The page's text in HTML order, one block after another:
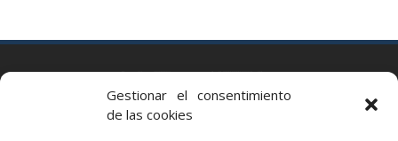
Gestionar el consentimiento
de las cookies
Via Augusta 2 bis, 3º, 08006 Barcelona